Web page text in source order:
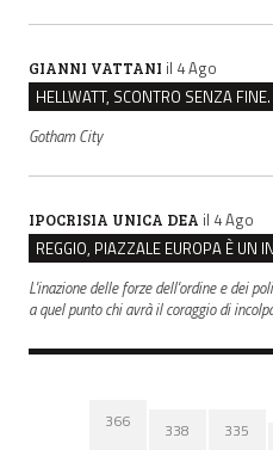
GIANNI VATTANI il 4 Ago
Gotham City
IPOCRISIA UNICA DEA il 4 Ago
L'inazione delle forze dell'ordine e dei
a quel punto chi avrà il coraggio di
366 338 335